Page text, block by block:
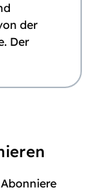
der
Der